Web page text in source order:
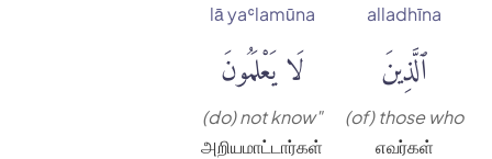
alladhīna
ٱلَّذِينَ
(of) those who
எவர்கள்
lā yaʿlamūna
لَا يَعْلَمُونَ
(do) not know"
அறியமாட்டார்கள்